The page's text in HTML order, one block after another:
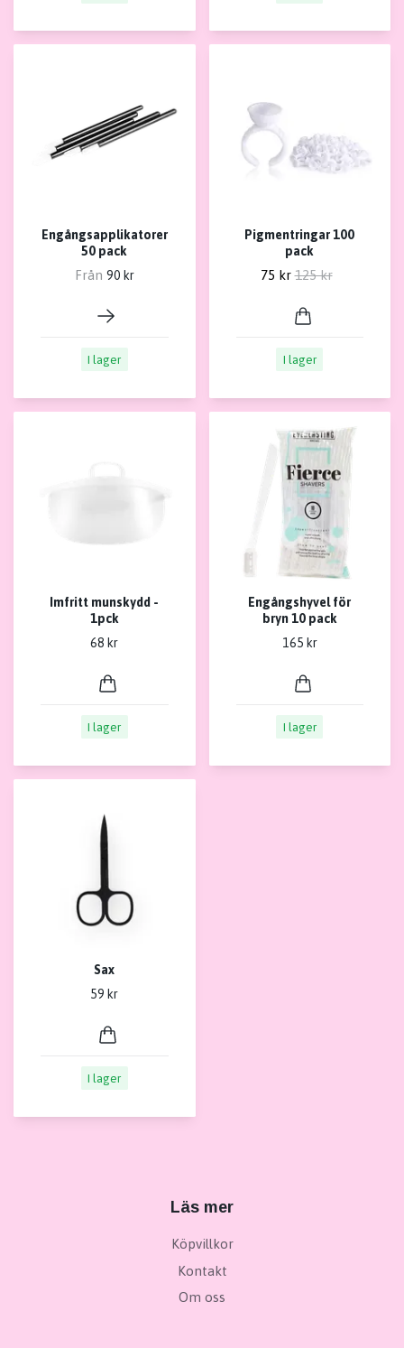
Engångsapplikatorer
50 pack
Från 90 kr
I lager
Pigmentringar 100
pack
75 kr 125 kr
I lager
Imfritt munskydd -
1pck
68 kr
I lager
Engångshyvel för
bryn 10 pack
165 kr
I lager
Sax
59 kr
I lager
Läs mer
Köpvillkor
Kontakt
Om oss